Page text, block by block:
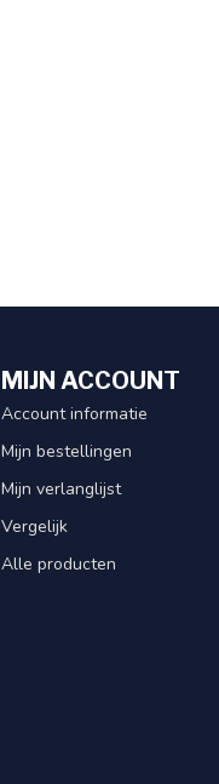
MIJN ACCOUNT
Account informatie
Mijn bestellingen
Mijn verlanglijst
Vergelijk
Alle producten